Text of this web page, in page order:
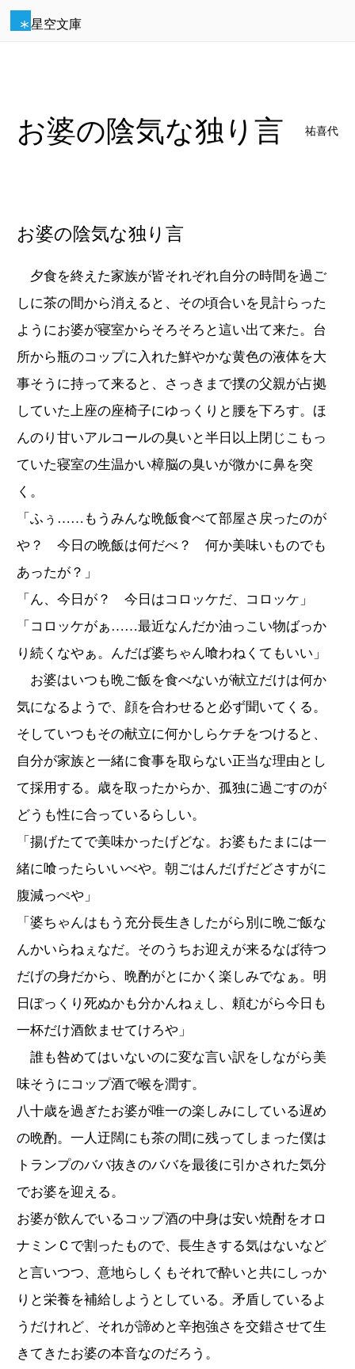
星空文庫
お婆の陰気な独り言 祐喜代
お婆の陰気な独り言
夕食を終えた家族が皆それぞれ自分の時間を過ご
しに茶の間から消えると、その頃合いを見計らった
ようにお婆が寝室からそろそろと這い出て来た。台
所から瓶のコップに入れた鮮やかな黄色の液体を大
事そうに持って来ると、さっきまで撲の父親が占拠
していた上座の座椅子にゆっくりと腰を下ろす。ほ
んのり甘いアルコールの臭いと半日以上閉じこもっ
ていた寝室の生温かい樟脳の臭いが微かに鼻を突
く。
「ふぅ……もうみんな晩飯食べて部屋さ戻ったのが
や？ 今日の晩飯は何だべ？ 何か美味いものでも
あったが？」
「ん、今日が？ 今日はコロッケだ、コロッケ」
「コロッケがぁ……最近なんだか油っこい物ばっか
り続くなやぁ。んだば婆ちゃん喰わねくてもいい」
お婆はいつも晩ご飯を食べないが献立だけは何か
気になるようで、顔を合わせると必ず聞いてくる。
そしていつもその献立に何かしらケチをつけると、
自分が家族と一緒に食事を取らない正当な理由とし
て採用する。歳を取ったからか、孤独に過ごすのが
どうも性に合っているらしい。
「揚げたてで美味かったげどな。お婆もたまには一
緒に喰ったらいいべや。朝ごはんだげだどさすがに
腹減っぺや」
「婆ちゃんはもう充分長生きしたがら別に晩ご飯な
んかいらねぇなだ。そのうちお迎えが来るなば待つ
だげの身だから、晩酌がとにかく楽しみでなぁ。明
日ぽっくり死ぬかも分かんねぇし、頼むがら今日も
一杯だけ酒飲ませてけろや」
誰も咎めてはいないのに変な言い訳をしながら美
味そうにコップ酒で喉を潤す。
八十歳を過ぎたお婆が唯一の楽しみにしている遅め
の晩酌。一人迂闊にも茶の間に残ってしまった僕は
トランプのババ抜きのババを最後に引かされた気分
でお婆を迎える。
お婆が飲んでいるコップ酒の中身は安い焼酎をオロ
ナミンＣで割ったもので、長生きする気はないなど
と言いつつ、意地らしくもそれで酔いと共にしっか
りと栄養を補給しようとしている。矛盾しているよ
うだけれど、それが諦めと辛抱強さを交錯させて生
きてきたお婆の本音なのだろう。